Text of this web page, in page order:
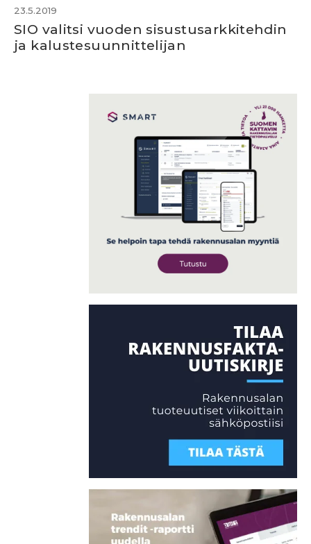
23.5.2019
SIO valitsi vuoden sisustusarkkitehdin
ja kalustesuunnittelijan